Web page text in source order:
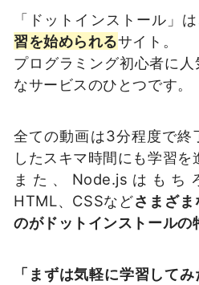
「ドットインストール」は
習を始められるサイト。
プログラミング初心者に
なサービスのひとつです。
全ての動画は3分程度で終
したスキマ時間にも学習を
また、Node.jsはもち
HTML、CSSなどさまざ
のがドットインストールの
「まずは気軽に学習してみ